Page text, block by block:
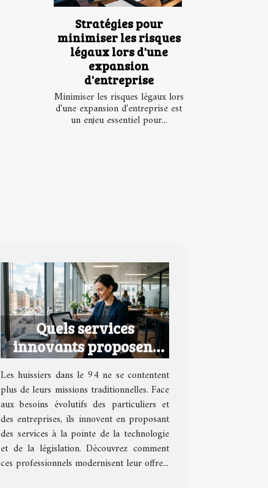
Stratégies pour
minimiser les risques
légaux lors d'une
expansion
d'entreprise
Minimiser les risques légaux lors
d'une expansion d'entreprise est
un enjeu essentiel pour...
Quels services
innovants proposent
les huissiers dans le 94
?
Les huissiers dans le 94 ne se contentent
plus de leurs missions traditionnelles. Face
aux besoins évolutifs des particuliers et
des entreprises, ils innovent en proposant
des services à la pointe de la technologie
et de la législation. Découvrez comment
ces professionnels modernisent leur offre...